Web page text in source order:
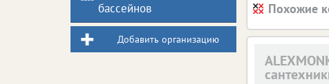
Похожие
бассейнов
Добавить организацию